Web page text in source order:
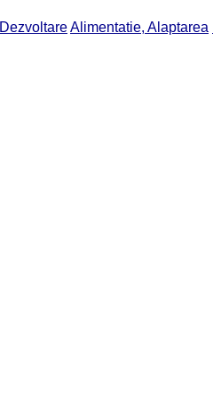
DezvoltareAlimentatie, Alaptarea